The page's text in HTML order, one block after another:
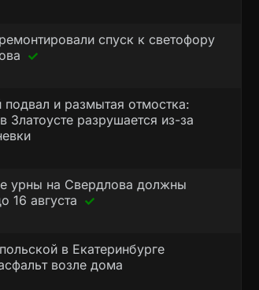
спуск к светофору
подвал и размытая отмостка:
Златоусте разрушается из-за
урны на Свердлова должны
16 августа
в Екатеринбурге
возле дома